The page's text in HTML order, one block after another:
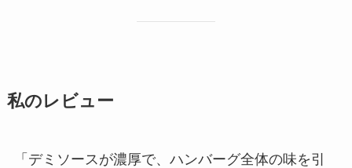
私のレビュー
「デミソースが濃厚で、ハンバーグ全体の味を引